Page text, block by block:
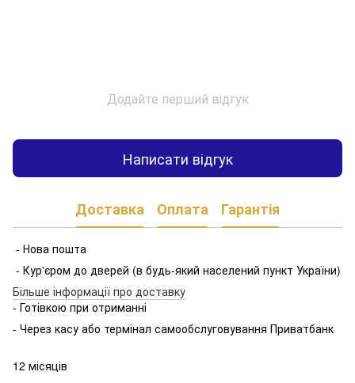
Додайте перший відгук
Написати відгук
Доставка Оплата Гарантія
- Нова пошта
- Кур'єром до дверей (в будь-який населений пункт України)
Більше інформації про доставку
- Готівкою при отриманні
- Через касу або термінал самообслуговування Приватбанк
12 місяців